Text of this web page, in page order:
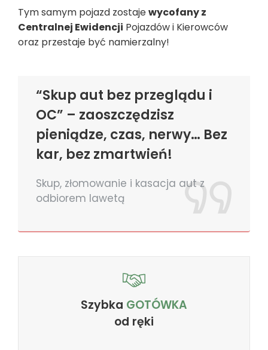
Tym samym pojazd zostajewycofany z
Centralnej Ewidencji Pojazdów i Kierowców
oraz przestaje być namierzalny!
“Skup aut bez przeglądu i
OC” – zaoszczędzisz
pieniądze, czas, nerwy… Bez
kar, bez zmartwień!
Skup, złomowanie i kasacja aut z
odbiorem lawetą
Szybka GOTÓWKA
od ręki